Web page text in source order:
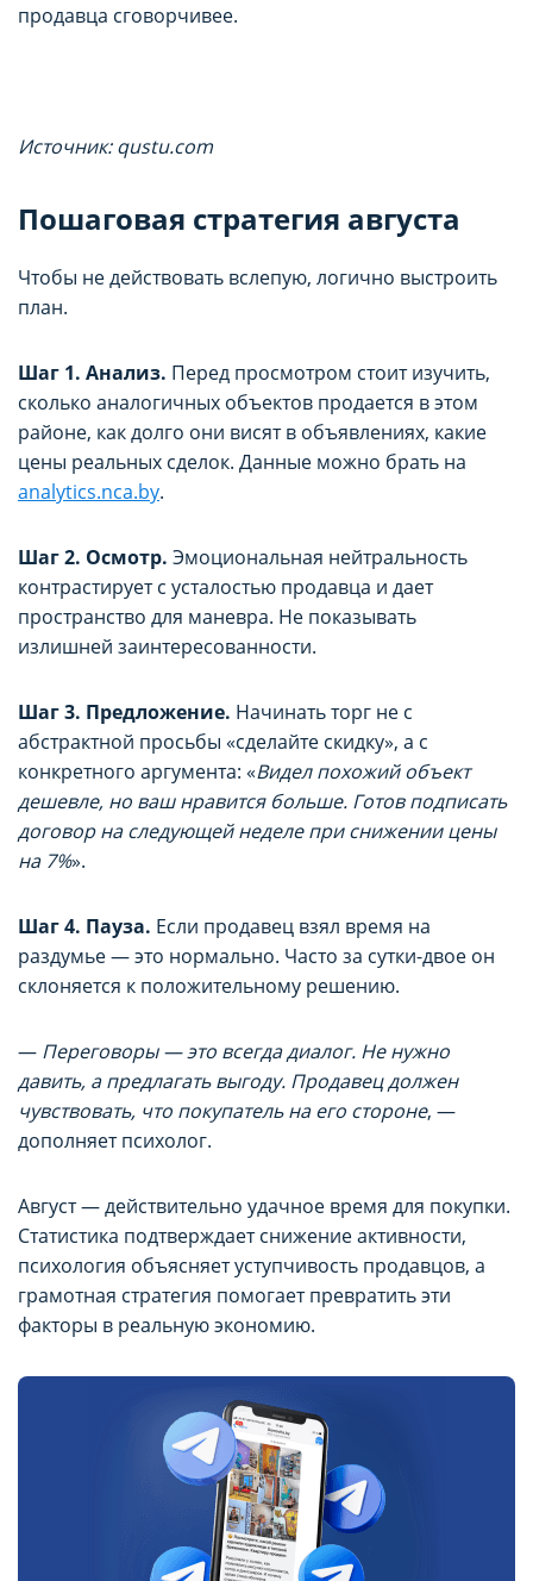
продавца сговорчивее.
Источник: qustu.com
Пошаговая стратегия августа
Чтобы не действовать вслепую, логично выстроить
план.
Шаг 1. Анализ. Перед просмотром стоит изучить,
сколько аналогичных объектов продается в этом
районе, как долго они висят в объявлениях, какие
цены реальных сделок. Данные можно брать на
analytics.nca.by.
Шаг 2. Осмотр. Эмоциональная нейтральность
контрастирует с усталостью продавца и дает
пространство для маневра. Не показывать
излишней заинтересованности.
Шаг 3. Предложение. Начинать торг не с
абстрактной просьбы «сделайте скидку», а с
конкретного аргумента: «Видел похожий объект
дешевле, но ваш нравится больше. Готов подписать
договор на следующей неделе при снижении цены
на 7%».
Шаг 4. Пауза. Если продавец взял время на
раздумье — это нормально. Часто за сутки-двое он
склоняется к положительному решению.
— Переговоры — это всегда диалог. Не нужно
давить, а предлагать выгоду. Продавец должен
чувствовать, что покупатель на его стороне, —
дополняет психолог.
Август — действительно удачное время для покупки.
Статистика подтверждает снижение активности,
психология объясняет уступчивость продавцов, а
грамотная стратегия помогает превратить эти
факторы в реальную экономию.